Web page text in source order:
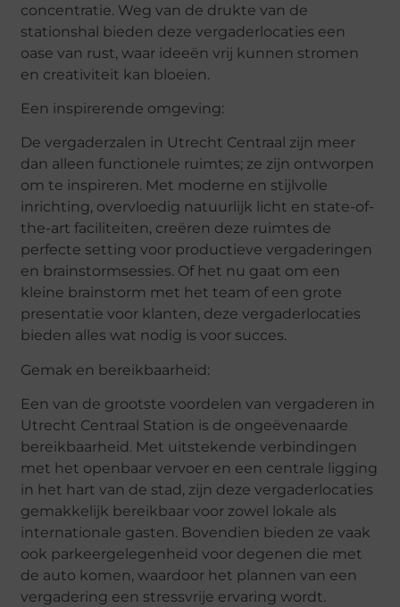
concentratie. Weg van de drukte van de
stationshal bieden deze vergaderlocaties een
oase van rust, waar ideeën vrij kunnen stromen
en creativiteit kan bloeien.
Een inspirerende omgeving:
De vergaderzalen in Utrecht Centraal zijn meer
dan alleen functionele ruimtes; ze zijn ontworpen
om te inspireren. Met moderne en stijlvolle
inrichting, overvloedig natuurlijk licht en state-of-
the-art faciliteiten, creëren deze ruimtes de
perfecte setting voor productieve vergaderingen
en brainstormsessies. Of het nu gaat om een
kleine brainstorm met het team of een grote
presentatie voor klanten, deze vergaderlocaties
bieden alles wat nodig is voor succes.
Gemak en bereikbaarheid:
Een van de grootste voordelen van vergaderen in
Utrecht Centraal Station is de ongeëvenaarde
bereikbaarheid. Met uitstekende verbindingen
met het openbaar vervoer en een centrale ligging
in het hart van de stad, zijn deze vergaderlocaties
gemakkelijk bereikbaar voor zowel lokale als
internationale gasten. Bovendien bieden ze vaak
ook parkeergelegenheid voor degenen die met
de auto komen, waardoor het plannen van een
vergadering een stressvrije ervaring wordt.